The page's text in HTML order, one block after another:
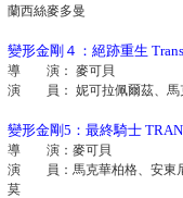
蘭西絲麥多曼
變形金剛４：絕跡重生
導 演： 麥可貝
演 員： 妮可拉佩爾茲、馬
變形金剛5：最終騎士
導 演：麥可貝
演 員：馬克華柏格、安東尼
莫